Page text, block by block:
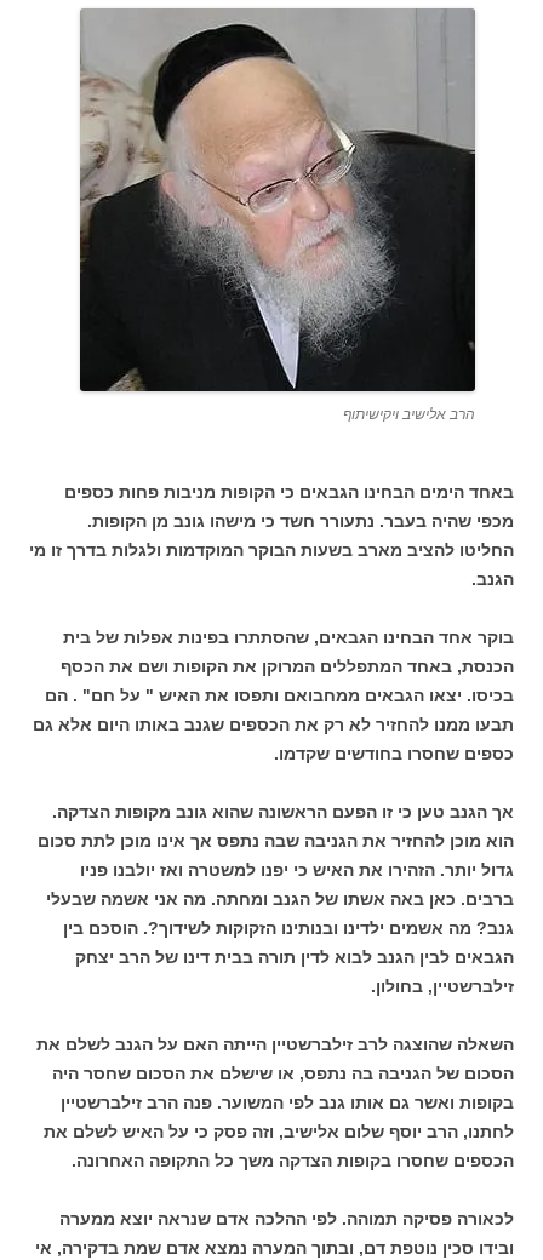
הרב אלישיב ויקישיתוף
באחד הימים הבחינו הגבאים כי הקופות מניבות פחות כספים
מכפי שהיה בעבר. נתעורר חשד כי מישהו גונב מן הקופות.
החליטו להציב מארב בשעות הבוקר המוקדמות ולגלות בדרך זו מי
הגנב.
בוקר אחד הבחינו הגבאים, שהסתתרו בפינות אפלות של בית
הכנסת, באחד המתפללים המרוקן את הקופות ושם את הכסף
בכיסו. יצאו הגבאים ממחבואם ותפסו את האיש " על חם" . הם
תבעו ממנו להחזיר לא רק את הכספים שגנב באותו היום אלא גם
כספים שחסרו בחודשים שקדמו.
אך הגנב טען כי זו הפעם הראשונה שהוא גונב מקופות הצדקה.
הוא מוכן להחזיר את הגניבה שבה נתפס אך אינו מוכן לתת סכום
גדול יותר. הזהירו את האיש כי יפנו למשטרה ואז יולבנו פניו
ברבים. כאן באה אשתו של הגנב ומחתה. מה אני אשמה שבעלי
גנב? מה אשמים ילדינו ובנותינו הזקוקות לשידוך?. הוסכם בין
הגבאים לבין הגנב לבוא לדין תורה בבית דינו של הרב יצחק
זילברשטיין, בחולון.
השאלה שהוצגה לרב זילברשטיין הייתה האם על הגנב לשלם את
הסכום של הגניבה בה נתפס, או שישלם את הסכום שחסר היה
בקופות ואשר גם אותו גנב לפי המשוער. פנה הרב זילברשטיין
לחתנו, הרב יוסף שלום אלישיב, וזה פסק כי על האיש לשלם את
הכספים שחסרו בקופות הצדקה משך כל התקופה האחרונה.
לכאורה פסיקה תמוהה. לפי ההלכה אדם שנראה יוצא ממערה
ובידו סכין נוטפת דם, ובתוך המערה נמצא אדם שמת בדקירה, אי